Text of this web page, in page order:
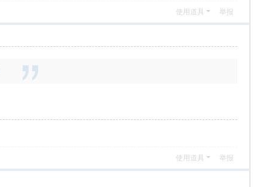
使用道具 举报
使用道具 举报